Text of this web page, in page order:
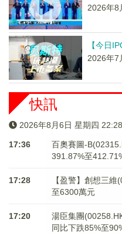
2026年8
【今日
2026年7
快訊
2026年8月6日 星期四
17:36
百奧賽圖-
391.87%至
17:28
【盈警】創想三
至6300萬元
17:20
湯臣集團
同比下跌85%至